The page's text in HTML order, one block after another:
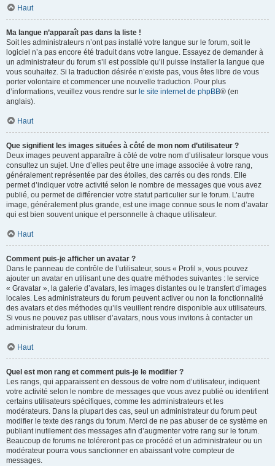
Haut
Ma langue n’apparaît pas dans la liste !
Soit les administrateurs n’ont pas installé votre langue sur le forum, soit le
logiciel n’a pas encore été traduit dans votre langue. Essayez de demander à
un administrateur du forum s’il est possible qu’il puisse installer la langue que
vous souhaitez. Si la traduction désirée n’existe pas, vous êtes libre de vous
porter volontaire et commencer une nouvelle traduction. Pour plus
d’informations, veuillez vous rendre sur le site internet de phpBB® (en
anglais).
Haut
Que signifient les images situées à côté de mon nom d’utilisateur ?
Deux images peuvent apparaître à côté de votre nom d’utilisateur lorsque vous
consultez un sujet. Une d’elles peut être une image associée à votre rang,
généralement représentée par des étoiles, des carrés ou des ronds. Elle
permet d’indiquer votre activité selon le nombre de messages que vous avez
publié, ou permet de différencier votre statut particulier sur le forum. L’autre
image, généralement plus grande, est une image connue sous le nom d’avatar
qui est bien souvent unique et personnelle à chaque utilisateur.
Haut
Comment puis-je afficher un avatar ?
Dans le panneau de contrôle de l’utilisateur, sous « Profil », vous pouvez
ajouter un avatar en utilisant une des quatre méthodes suivantes : le service
« Gravatar », la galerie d’avatars, les images distantes ou le transfert d’images
locales. Les administrateurs du forum peuvent activer ou non la fonctionnalité
des avatars et des méthodes qu’ils veuillent rendre disponible aux utilisateurs.
Si vous ne pouvez pas utiliser d’avatars, nous vous invitons à contacter un
administrateur du forum.
Haut
Quel est mon rang et comment puis-je le modifier ?
Les rangs, qui apparaissent en dessous de votre nom d’utilisateur, indiquent
votre activité selon le nombre de messages que vous avez publié ou identifient
certains utilisateurs spécifiques, comme les administrateurs et les
modérateurs. Dans la plupart des cas, seul un administrateur du forum peut
modifier le texte des rangs du forum. Merci de ne pas abuser de ce système en
publiant inutilement des messages afin d’augmenter votre rang sur le forum.
Beaucoup de forums ne toléreront pas ce procédé et un administrateur ou un
modérateur pourra vous sanctionner en abaissant votre compteur de
messages.